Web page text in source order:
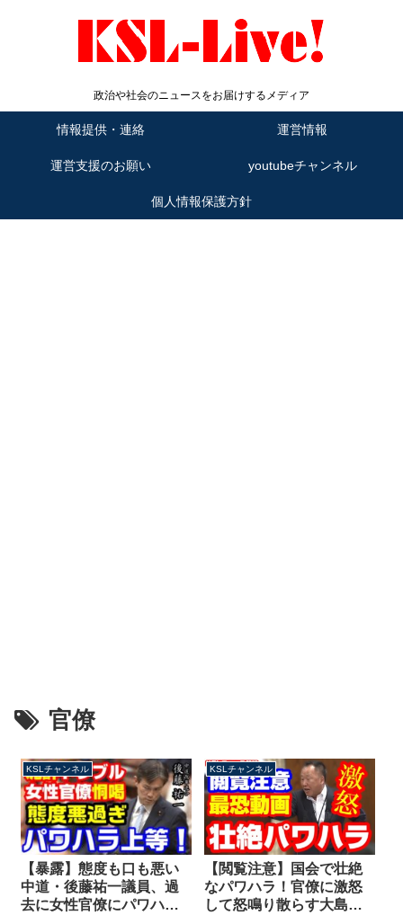
政治や社会のニュースをお届けするメディア
情報提供・連絡 運営情報
運営支援のお願い youtubeチャンネル
個人情報保護方針
官僚
KSLチャンネル
【暴露】態度も口も悪い
中道・後藤祐一議員、過
去に女性官僚にパワハラ
KSLチャンネル
【閲覧注意】国会で壮絶
なパワハラ！官僚に激怒
して怒鳴り散らす大島九